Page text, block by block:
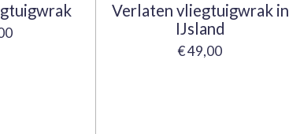
Verlaten vliegtuigwrak in
IJsland
€ 49,00